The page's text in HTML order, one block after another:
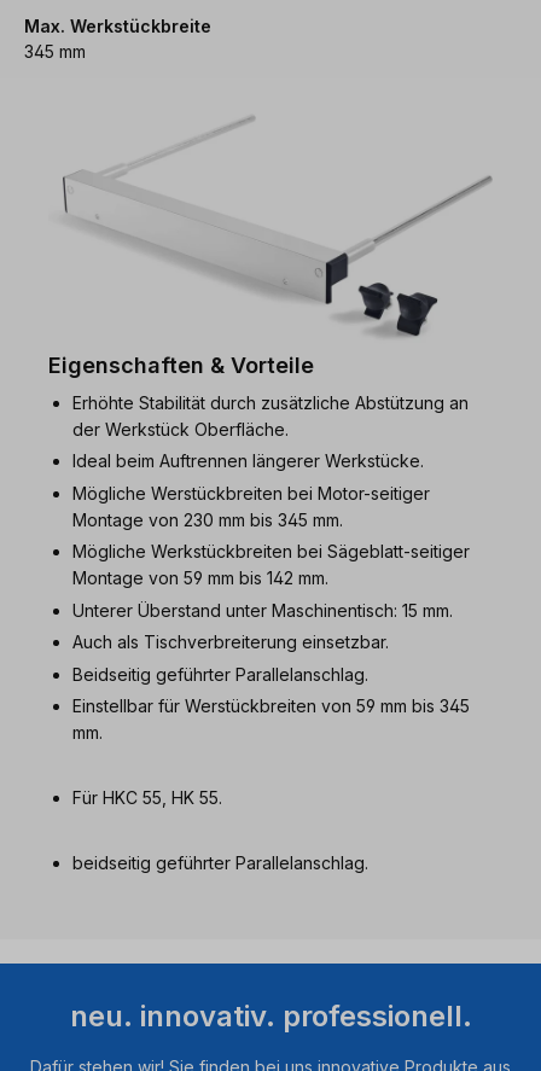
Max. Werkstückbreite
345 mm
Eigenschaften & Vorteile
Erhöhte Stabilität durch zusätzliche Abstützung an
der Werkstück Oberfläche.
Ideal beim Auftrennen längerer Werkstücke.
Mögliche Werstückbreiten bei Motor-seitiger
Montage von 230 mm bis 345 mm.
Mögliche Werkstückbreiten bei Sägeblatt-seitiger
Montage von 59 mm bis 142 mm.
Unterer Überstand unter Maschinentisch: 15 mm.
Auch als Tischverbreiterung einsetzbar.
Beidseitig geführter Parallelanschlag.
Einstellbar für Werstückbreiten von 59 mm bis 345
mm.
Für HKC 55, HK 55.
beidseitig geführter Parallelanschlag.
neu. innovativ. professionell.